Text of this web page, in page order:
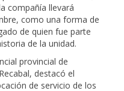
compañía llevará
como una forma de
de quien fue parte
de la unidad.
provincial de
destacó el
de servicio de los